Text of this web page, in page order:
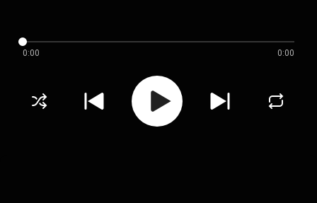
0:00 0:00